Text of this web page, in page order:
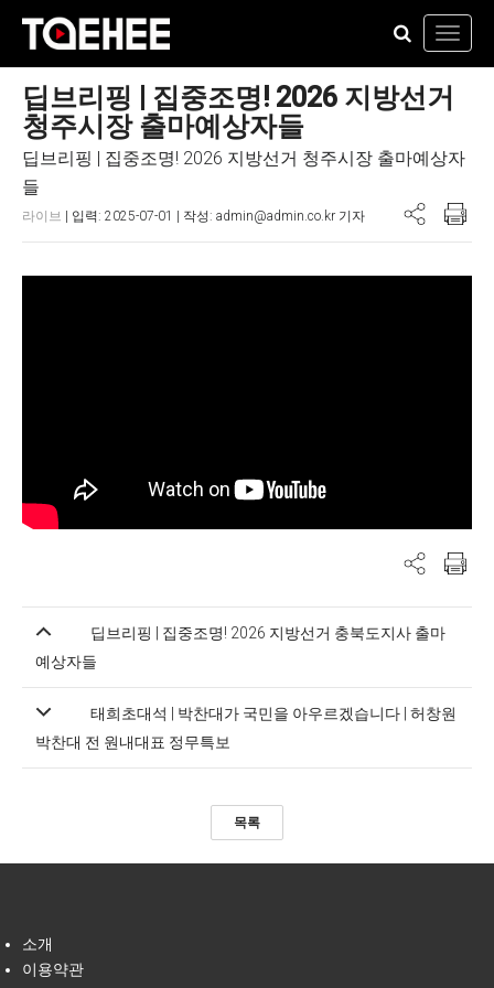
딥브리핑 | 집중조명! 2026 지방선거
청주시장 출마예상자들
딥브리핑 | 집중조명! 2026 지방선거 청주시장 출마예상자
들
라이브 | 입력: 2025-07-01 | 작성: admin@admin.co.kr 기자
딥브리핑 | 집중조명! 2026 지방선거 충북도지사 출마
예상자들
태희초대석 | 박찬대가 국민을 아우르겠습니다 | 허창원
박찬대 전 원내대표 정무특보
목록
소개
이용약관